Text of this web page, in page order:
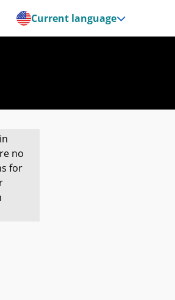
Current language
no
for